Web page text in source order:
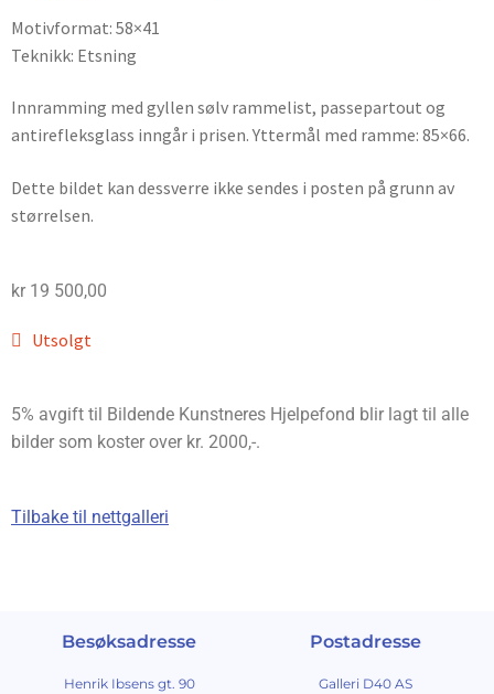
Motivformat: 58×41
Teknikk: Etsning
Innramming med gyllen sølv rammelist, passepartout og
antirefleksglass inngår i prisen. Yttermål med ramme: 85×66.
Dette bildet kan dessverre ikke sendes i posten på grunn av
størrelsen.
kr 19 500,00
Utsolgt
5% avgift til Bildende Kunstneres Hjelpefond blir lagt til alle
bilder som koster over kr. 2000,-.
Tilbake til nettgalleri
Besøksadresse
Henrik Ibsens gt. 90
Postadresse
Galleri D40 AS